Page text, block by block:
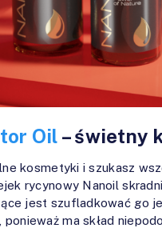
Oil – świetny
kosmetyki i szukasz
rycynowy Nanoil
jest szufladkować go
ma skład